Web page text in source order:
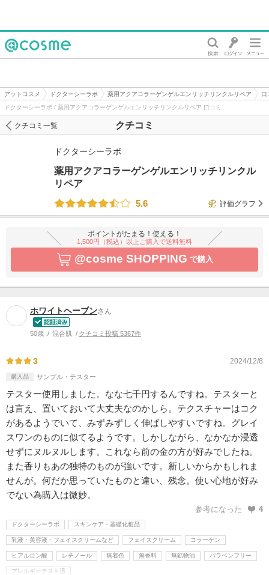
アットコスメ ドクターシーラボ 薬用アクアコラーゲンゲルエンリッチリンクルリペア
口
ドクターシーラボ / 薬用アクアコラーゲンゲルエンリッチリンクルリペア 口コミ
クチコミ
クチコミ一覧
ドクターシーラボ
薬用アクアコラーゲンゲルエンリッチリンクル
リペア
5.6
評価グラフ
ポイントがたまる！使える！
1,500円（税込）以上ご購入で送料無料
@cosme SHOPPING で購入
ホワイトヘーブンさん
50歳 混合肌 クチコミ投稿 5367件
3 2024/12/8
購入品 サンプル・テスター
テスター使用しました。なな七千円するんですね。テスターと
は言え、置いておいて大丈夫なのかしら。テクスチャーはコク
があるようでいて、みずみずしく伸ばしやすいですね。グレイ
スワンのものに似てるようです。しかしながら、なかなか浸透
せずにヌルヌルします。これなら前の金の方が好みでしたね。
また香りもあの独特のものが強いです。新しいからかもしれま
せんが。何だか思っていたものと違い、残念。使い心地が好み
でない為購入は微妙。
参考になった 4
ドクターシーラボ スキンケア・基礎化粧品
乳液・美容液・フェイスクリームなど フェイスクリーム コラーゲン
ヒアルロン酸 レチノール 無着色 無香料 無鉱物油 パラベンフリー
アレルギーテスト済